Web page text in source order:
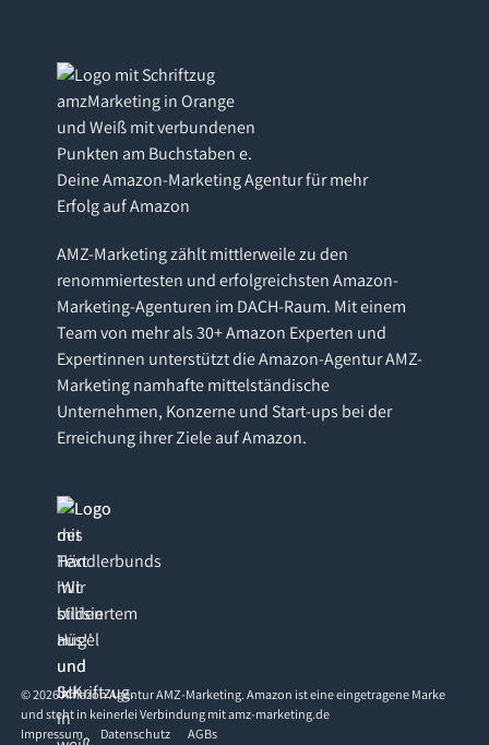
Deine Amazon-Marketing Agentur für mehr
Erfolg auf Amazon
AMZ-Marketing zählt mittlerweile zu den
renommiertesten und erfolgreichsten Amazon-
Marketing-Agenturen im DACH-Raum. Mit einem
Team von mehr als 30+ Amazon Experten und
Expertinnen unterstützt die Amazon-Agentur AMZ-
Marketing namhafte mittelständische
Unternehmen, Konzerne und Start-ups bei der
Erreichung ihrer Ziele auf Amazon.
©2026Amazon Agentur AMZ-Marketing. Amazon ist eine eingetragene Marke
und steht in keinerlei Verbindung mit amz-marketing.de
Impressum
Datenschutz AGBs